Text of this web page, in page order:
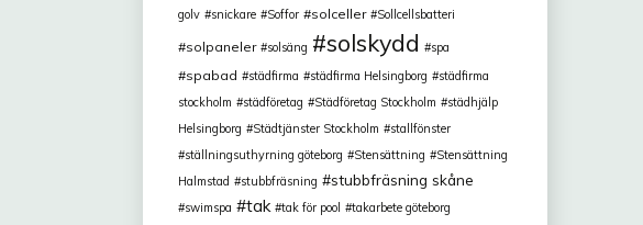
golv
snickare Soffor solceller Sollcellsbatteri
solpaneler solsäng solskydd spa
spabad städfirma städfirma Helsingborg
städfirma
stockholm
städföretag Städföretag Stockholm
städhjälp
Helsingborg
Städtjänster Stockholm
stallfönster
ställningsuthyrning göteborg
Stensättning
Stensättning
Halmstad
stubbfräsning stubbfräsning skåne
swimspa tak tak för pool takarbete göteborg